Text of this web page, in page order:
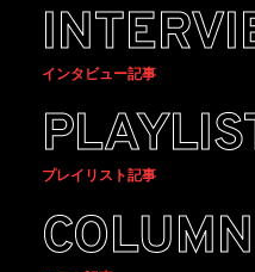
インタビュー記事
プレイリスト記事
COLUMN